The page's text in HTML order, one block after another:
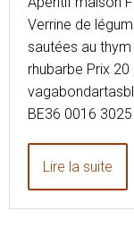
Verrine de
sautées au
rhubarbe Prix
BE36 0016
Lire la suite